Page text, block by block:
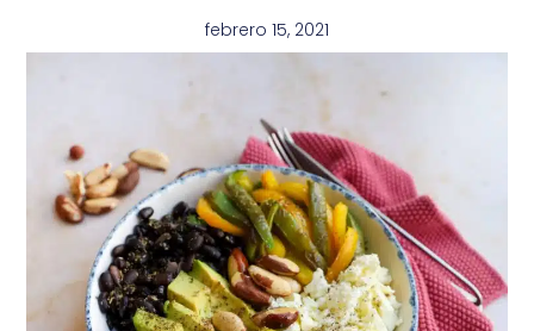
febrero 15, 2021